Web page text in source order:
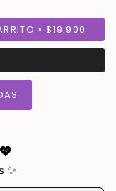
en tus
para generar
el rostro con
agua.
$19.900
✨